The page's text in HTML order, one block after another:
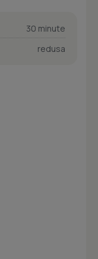
30 minute
redusa